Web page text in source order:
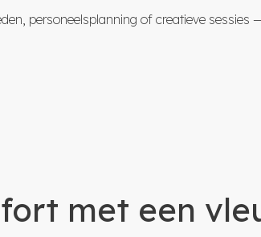
personeelsplanning of creatieve sessies
met een